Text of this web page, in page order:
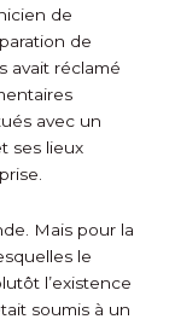
de
de
avait réclamé
avec un
ses lieux
Mais pour la
le
l’existence
soumis à un